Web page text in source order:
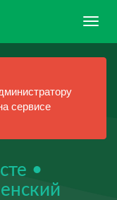
сервисе
•